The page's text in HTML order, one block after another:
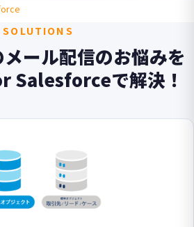
SOLUTIONS
メール配信のお悩みを
Salesforceで解決！